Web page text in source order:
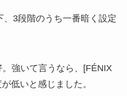
、3段階のうち一番暗く設定
強いて言うなら、[FÉNIX
低いと感じました。